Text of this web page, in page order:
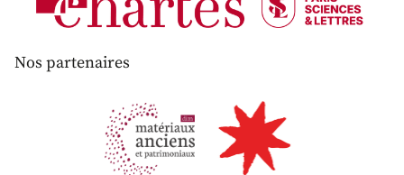
Nos partenaires